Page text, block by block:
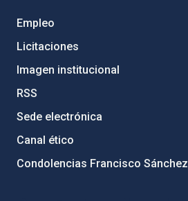
Empleo
Licitaciones
Imagen institucional
RSS
Sede electrónica
Canal ético
Condolencias Francisco Sánchez